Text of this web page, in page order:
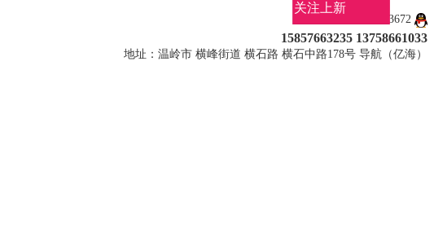
QQ：1027113672
15857663235 13758661033
地址：温岭市 横峰街道 横石路 横石中路178号 导航（亿海）
关注上新